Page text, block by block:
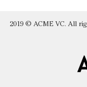
2019 © ACME VC. All